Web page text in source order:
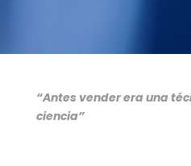
“Antes vender era una
ciencia”